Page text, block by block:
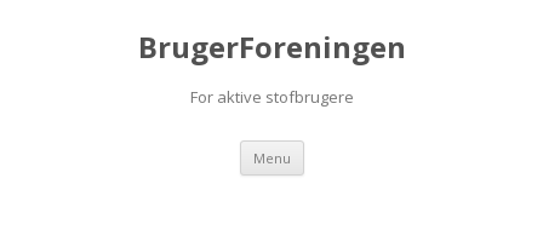
BrugerForeningen
For aktive stofbrugere
Menu Videre til indhold